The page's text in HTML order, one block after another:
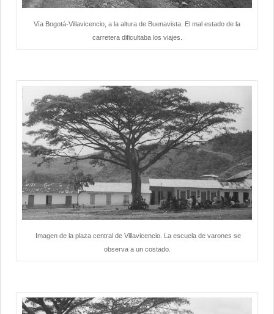
Vía Bogotá-Villavicencio, a la altura de Buenavista. El mal estado de la
carretera dificultaba los viajes.
Imagen de la plaza central de Villavicencio. La escuela de varones se
observa a un costado.